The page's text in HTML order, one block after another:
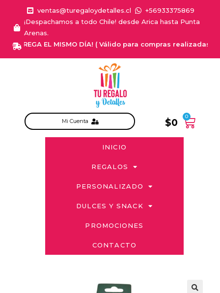
ventas@turegaloydetalles.cl
+56933375869
¡Despachamos a todo Chile! desde Arica hasta Punta
Arenas.
EL MISMO DÍA! ( Válido para compras realizadas
Mi Cuenta $0
0
INICIO
REGALOS
PERSONALIZADO
DULCES Y SNACK
PROMOCIONES
CONTACTO